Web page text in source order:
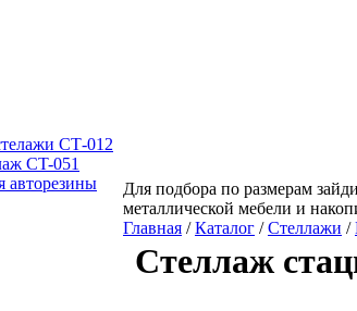
СТ-012
CT-051
авторезины
Для подбора по размерам
металлической мебели и
Главная /Каталог /Стеллажи /
Стеллаж